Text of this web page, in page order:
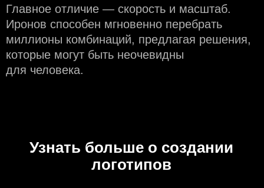
Главное отличие — скорость и масштаб.
Иронов способен мгновенно перебрать
миллионы комбинаций, предлагая решения,
которые могут быть неочевидны
для человека.
Узнать больше о создании
логотипов